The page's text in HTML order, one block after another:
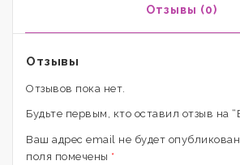
Отзывы (0)
Отзывы
Отзывов пока нет.
Будьте первым, кто оставил отзыв на
Ваш адрес email не будет
поля помечены *